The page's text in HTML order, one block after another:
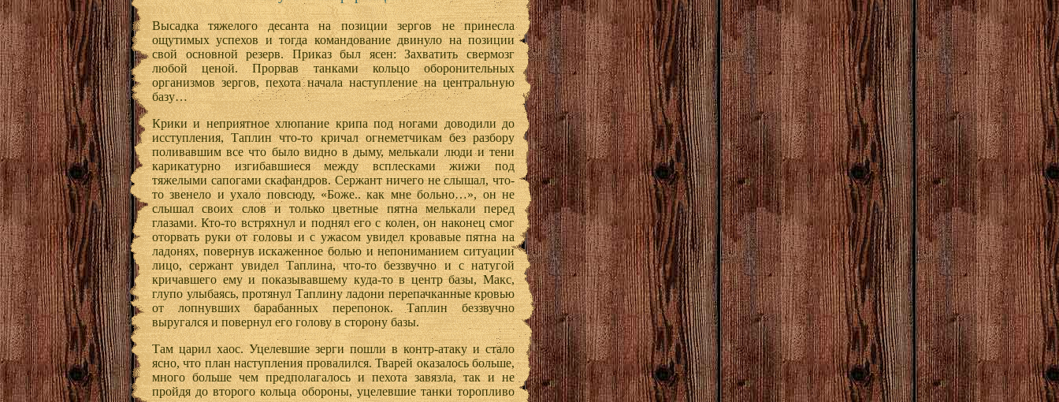
Высадка тяжелого десанта на позиции зергов не принесла
ощутимых успехов и тогда командование двинуло на позиции
свой основной резерв. Приказ был ясен: Захватить свермозг
любой ценой. Прорвав танками кольцо оборонительных
организмов зергов, пехота начала наступление на центральную
базу…
Крики и неприятное хлюпание крипа под ногами доводили до
исступления, Таплин что-то кричал огнеметчикам без разбору
поливавшим все что было видно в дыму, мелькали люди и тени
карикатурно изгибавшиеся между всплесками жижи под
тяжелыми сапогами скафандров. Сержант ничего не слышал, что-
то звенело и ухало повсюду, «Боже.. как мне больно…», он не
слышал своих слов и только цветные пятна мелькали перед
глазами. Кто-то встряхнул и поднял его с колен, он наконец смог
оторвать руки от головы и с ужасом увидел кровавые пятна на
ладонях, повернув искаженное болью и непониманием ситуации
лицо, сержант увидел Таплина, что-то беззвучно и с натугой
кричавшего ему и показывавшему куда-то в центр базы, Макс,
глупо улыбаясь, протянул Таплину ладони перепачканные кровью
от лопнувших барабанных перепонок. Таплин беззвучно
выругался и повернул его голову в сторону базы.
Там царил хаос. Уцелевшие зерги пошли в контр-атаку и стало
ясно, что план наступления провалился. Тварей оказалось больше,
много больше чем предполагалось и пехота завязла, так и не
пройдя до второго кольца обороны, уцелевшие танки торопливо